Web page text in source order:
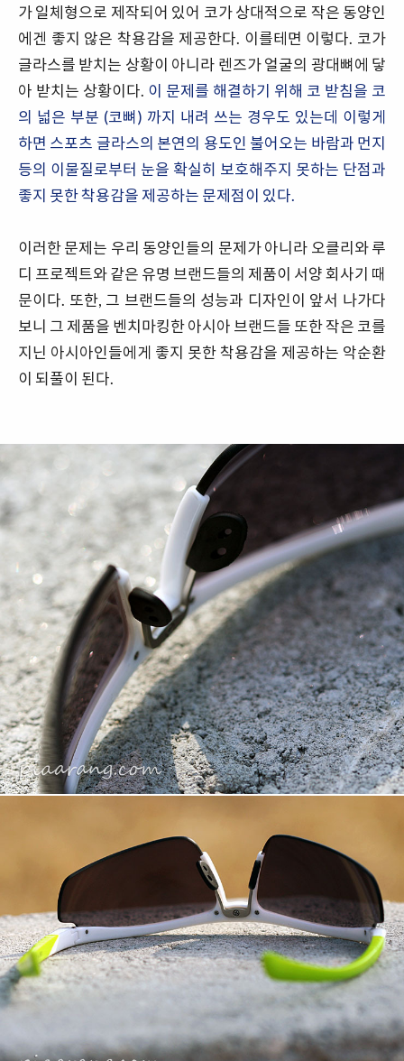
가 일체형으로 제작되어 있어 코가 상대적으로 작은 동양인
에겐 좋지 않은 착용감을 제공한다. 이를테면 이렇다. 코가
글라스를 받치는 상황이 아니라 렌즈가 얼굴의 광대뼈에 닿
아 받치는 상황이다. 이 문제를 해결하기 위해 코 받침을 코
의 넓은 부분 (코뼈) 까지 내려 쓰는 경우도 있는데 이렇게
하면 스포츠 글라스의 본연의 용도인 불어오는 바람과 먼지
등의 이물질로부터 눈을 확실히 보호해주지 못하는 단점과
좋지 못한 착용감을 제공하는 문제점이 있다.
이러한 문제는 우리 동양인들의 문제가 아니라 오클리와 루
디 프로젝트와 같은 유명 브랜드들의 제품이 서양 회사기 때
문이다. 또한, 그 브랜드들의 성능과 디자인이 앞서 나가다
보니 그 제품을 벤치마킹한 아시아 브랜드들 또한 작은 코를
지닌 아시아인들에게 좋지 못한 착용감을 제공하는 악순환
이 되풀이 된다.